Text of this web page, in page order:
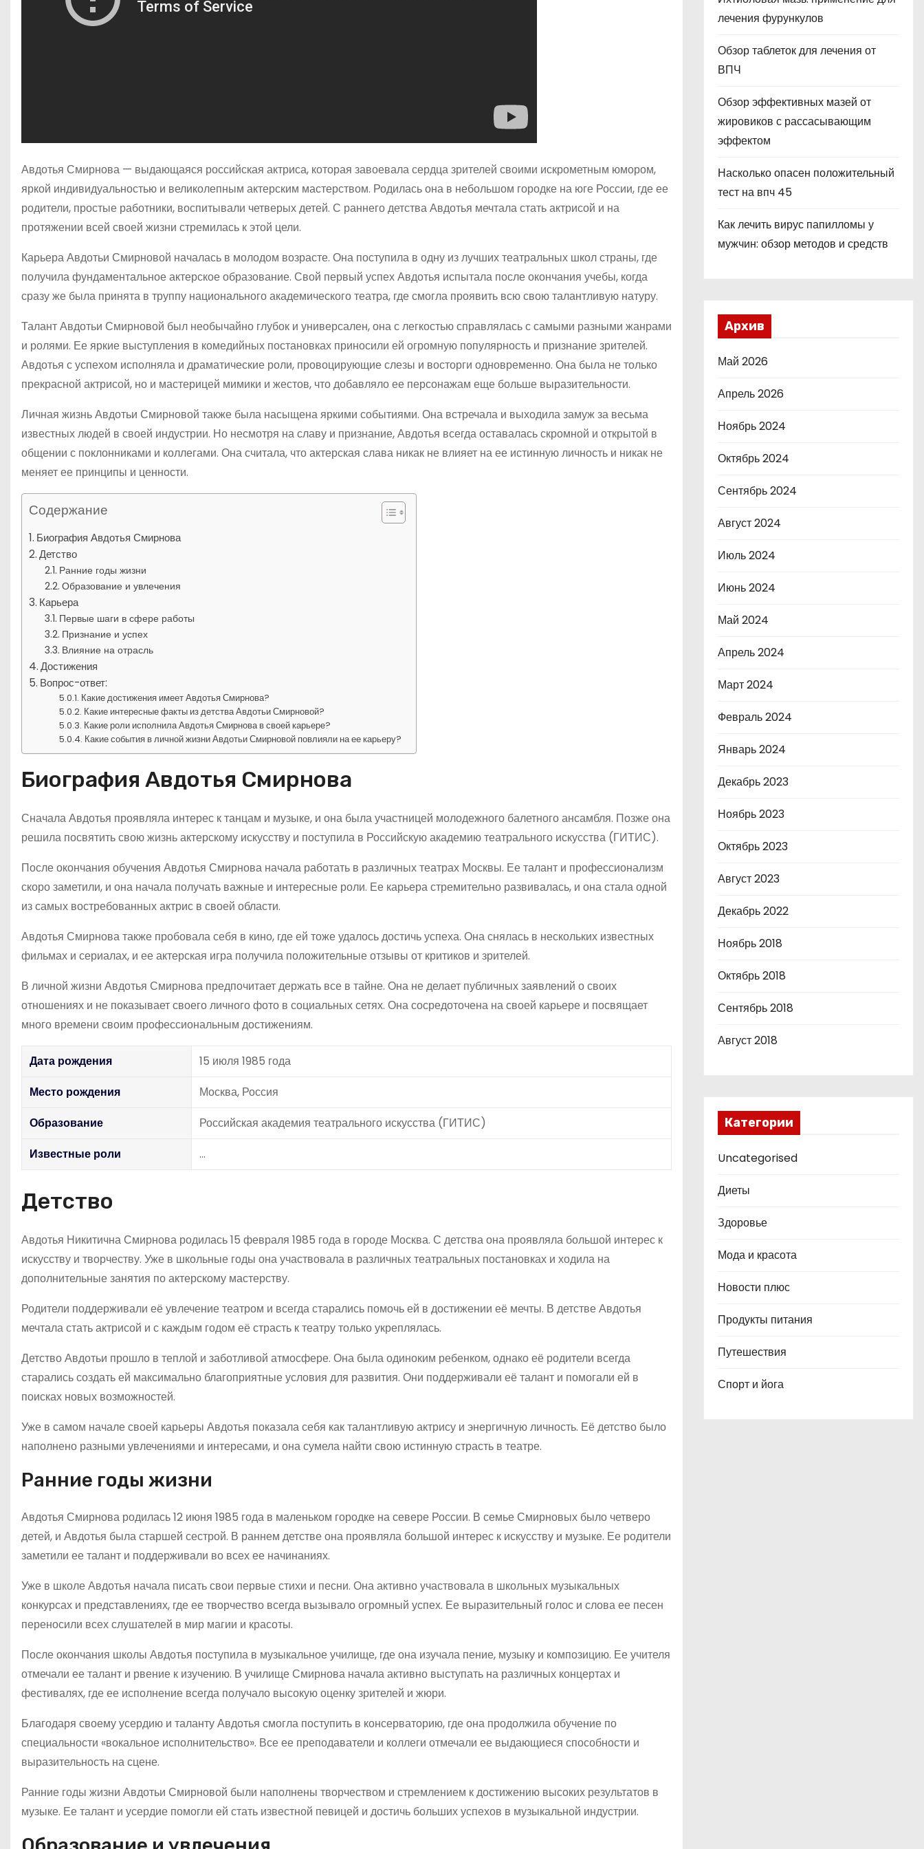
Авдотья Смирнова — выдающаяся российская актриса, которая завоевала сердца зрителей своими искрометным юмором,
яркой индивидуальностью и великолепным актерским мастерством. Родилась она в небольшом городке на юге России, где ее
родители, простые работники, воспитывали четверых детей. С раннего детства Авдотья мечтала стать актрисой и на
протяжении всей своей жизни стремилась к этой цели.
Карьера Авдотьи Смирновой началась в молодом возрасте. Она поступила в одну из лучших театральных школ страны, где
получила фундаментальное актерское образование. Свой первый успех Авдотья испытала после окончания учебы, когда
сразу же была принята в труппу национального академического театра, где смогла проявить всю свою талантливую натуру.
Талант Авдотьи Смирновой был необычайно глубок и универсален, она с легкостью справлялась с самыми разными жанрами
и ролями. Ее яркие выступления в комедийных постановках приносили ей огромную популярность и признание зрителей.
Авдотья с успехом исполняла и драматические роли, провоцирующие слезы и восторги одновременно. Она была не только
прекрасной актрисой, но и мастерицей мимики и жестов, что добавляло ее персонажам еще больше выразительности.
Личная жизнь Авдотьи Смирновой также была насыщена яркими событиями. Она встречала и выходила замуж за весьма
известных людей в своей индустрии. Но несмотря на славу и признание, Авдотья всегда оставалась скромной и открытой в
общении с поклонниками и коллегами. Она считала, что актерская слава никак не влияет на ее истинную личность и никак не
меняет ее принципы и ценности.
Содержание
Биография Авдотья Смирнова
Детство
Ранние годы жизни
Образование и увлечения
Карьера
Первые шаги в сфере работы
Признание и успех
Влияние на отрасль
Достижения
Вопрос-ответ:
Какие достижения имеет Авдотья Смирнова?
Какие интересные факты из детства Авдотьи Смирновой?
Какие роли исполнила Авдотья Смирнова в своей карьере?
Какие события в личной жизни Авдотьи Смирновой повлияли на ее карьеру?
Биография Авдотья Смирнова
Сначала Авдотья проявляла интерес к танцам и музыке, и она была участницей молодежного балетного ансамбля. Позже она
решила посвятить свою жизнь актерскому искусству и поступила в Российскую академию театрального искусства (ГИТИС).
После окончания обучения Авдотья Смирнова начала работать в различных театрах Москвы. Ее талант и профессионализм
скоро заметили, и она начала получать важные и интересные роли. Ее карьера стремительно развивалась, и она стала одной
из самых востребованных актрис в своей области.
Авдотья Смирнова также пробовала себя в кино, где ей тоже удалось достичь успеха. Она снялась в нескольких известных
фильмах и сериалах, и ее актерская игра получила положительные отзывы от критиков и зрителей.
В личной жизни Авдотья Смирнова предпочитает держать все в тайне. Она не делает публичных заявлений о своих
отношениях и не показывает своего личного фото в социальных сетях. Она сосредоточена на своей карьере и посвящает
много времени своим профессиональным достижениям.
Дата рождения
15 июля 1985 года
Место рождения
Москва, Россия
Образование
Российская академия театрального искусства (ГИТИС)
Известные роли
…
Детство
Авдотья Никитична Смирнова родилась 15 февраля 1985 года в городе Москва. С детства она проявляла большой интерес к
искусству и творчеству. Уже в школьные годы она участвовала в различных театральных постановках и ходила на
дополнительные занятия по актерскому мастерству.
Родители поддерживали её увлечение театром и всегда старались помочь ей в достижении её мечты. В детстве Авдотья
мечтала стать актрисой и с каждым годом её страсть к театру только укреплялась.
Детство Авдотьи прошло в теплой и заботливой атмосфере. Она была одиноким ребенком, однако её родители всегда
старались создать ей максимально благоприятные условия для развития. Они поддерживали её талант и помогали ей в
поисках новых возможностей.
Уже в самом начале своей карьеры Авдотья показала себя как талантливую актрису и энергичную личность. Её детство было
наполнено разными увлечениями и интересами, и она сумела найти свою истинную страсть в театре.
Ранние годы жизни
Авдотья Смирнова родилась 12 июня 1985 года в маленьком городке на севере России. В семье Смирновых было четверо
детей, и Авдотья была старшей сестрой. В раннем детстве она проявляла большой интерес к искусству и музыке. Ее родители
заметили ее талант и поддерживали во всех ее начинаниях.
Уже в школе Авдотья начала писать свои первые стихи и песни. Она активно участвовала в школьных музыкальных
конкурсах и представлениях, где ее творчество всегда вызывало огромный успех. Ее выразительный голос и слова ее песен
переносили всех слушателей в мир магии и красоты.
После окончания школы Авдотья поступила в музыкальное училище, где она изучала пение, музыку и композицию. Ее учителя
отмечали ее талант и рвение к изучению. В училище Смирнова начала активно выступать на различных концертах и
фестивалях, где ее исполнение всегда получало высокую оценку зрителей и жюри.
Благодаря своему усердию и таланту Авдотья смогла поступить в консерваторию, где она продолжила обучение по
специальности «вокальное исполнительство». Все ее преподаватели и коллеги отмечали ее выдающиеся способности и
выразительность на сцене.
Ранние годы жизни Авдотьи Смирновой были наполнены творчеством и стремлением к достижению высоких результатов в
музыке. Ее талант и усердие помогли ей стать известной певицей и достичь больших успехов в музыкальной индустрии.
лечения фурункулов
Обзор таблеток для лечения от
ВПЧ
Обзор эффективных мазей от
жировиков с рассасывающим
эффектом
Насколько опасен положительный
тест на впч 45
Как лечить вирус папилломы у
мужчин: обзор методов и средств
Архив
Май 2026
Апрель 2026
Ноябрь 2024
Октябрь 2024
Сентябрь 2024
Август 2024
Июль 2024
Июнь 2024
Май 2024
Апрель 2024
Март 2024
Февраль 2024
Январь 2024
Декабрь 2023
Ноябрь 2023
Октябрь 2023
Август 2023
Декабрь 2022
Ноябрь 2018
Октябрь 2018
Сентябрь 2018
Август 2018
Категории
Uncategorised
Диеты
Здоровье
Мода и красота
Новости плюс
Продукты питания
Путешествия
Спорт и йога